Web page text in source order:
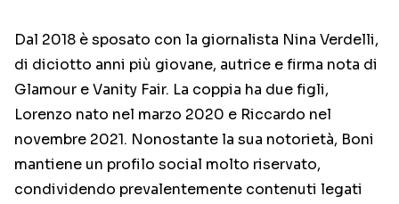
Dal 2018 è sposato con la giornalista Nina Verdelli,
di diciotto anni più giovane, autrice e firma nota di
Glamour e Vanity Fair. La coppia ha due figli,
Lorenzo nato nel marzo 2020 e Riccardo nel
novembre 2021. Nonostante la sua notorietà, Boni
mantiene un profilo social molto riservato,
condividendo prevalentemente contenuti legati